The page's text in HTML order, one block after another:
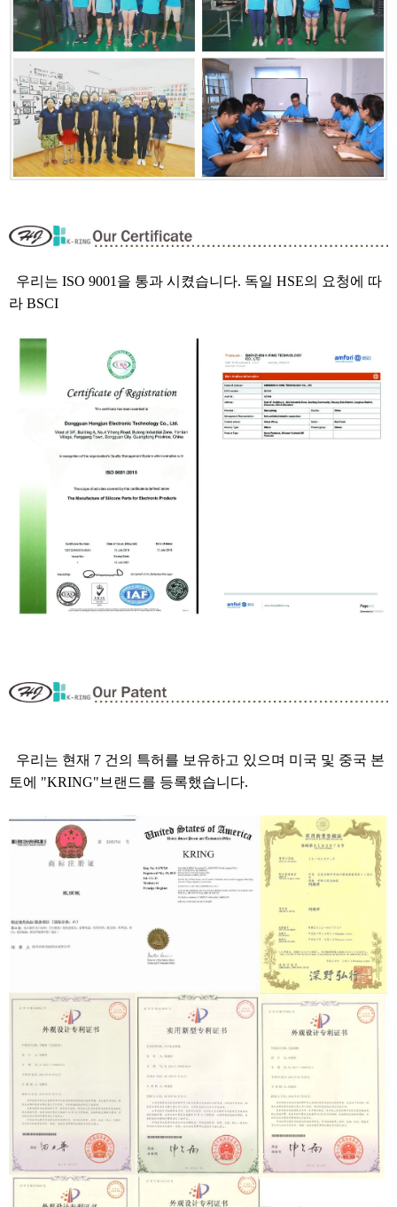
우리는 ISO 9001을 통과 시켰습니다. 독일 HSE의 요청에 따
라 BSCI
우리는 현재 7 건의 특허를 보유하고 있으며 미국 및 중국 본
토에 "KRING"브랜드를 등록했습니다.